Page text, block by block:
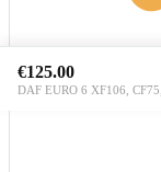
€125.00
DAF EURO 6 XF106,